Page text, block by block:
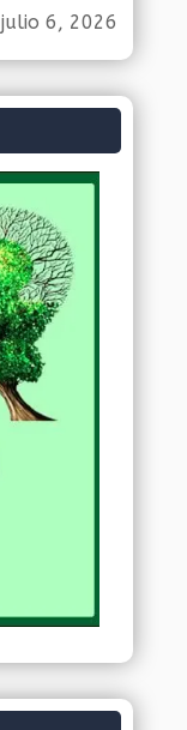
julio 6, 2026